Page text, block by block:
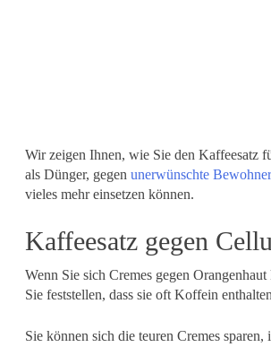
Wir zeigen Ihnen, wie Sie den Kaffeesatz
als Dünger, gegen unerwünschte Bewohner
vieles mehr einsetzen können.
Kaffeesatz gegen
Wenn Sie sich Cremes gegen
Sie feststellen, dass sie oft Koffein
Sie können sich die teuren Cremes sparen,